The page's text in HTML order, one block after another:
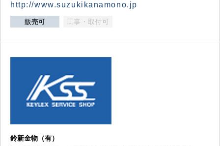
http://www.suzukikanamono.jp
販売可 工事・取付可
鈴新金物（有）